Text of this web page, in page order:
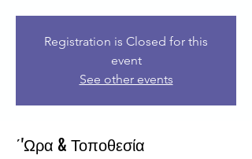
Registration is Closed for this
event
See other events
΄'Ωρα & Τοποθεσία